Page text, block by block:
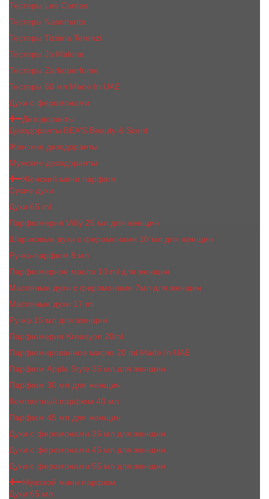
Тестеры Les Contes
Тестеры Nasomatto
Тестеры Tiziana Terenzi
Тестеры Jо Malоnе
Тестеры Zarkoperfume
Тестеры 60 мл Made In UAE
Духи с феромонами
Дезодоранты
Дезодоранты BEA'S Beauty & Scent
Женские дезодоранты
Мужские дезодоранты
Женский мини парфюм
Сухие духи
Духи 65 ml
Парфюмерия Vilily 25 мл для женщин
Шариковые духи с феромонами 10 мл для женщин
Ручка-парфюм 8 мл
Парфюмерное масло 10 ml для женщин
Масляные духи c феромонами 7мл для женщин
Масляные духи 17 ml
Ручка 15 мл для женщин
Парфюмерия Kreasyon 20ml
Парфюмированное масло 20 ml Made In UAE
Парфюм Apple Style 35 мл для женщин
Парфюм 30 мл для женщин
Компактный парфюм 40 мл
Парфюм 45 мл для женщин
Духи с феромонами 35 мл для женщин
Духи с феромонами 45 мл для женщин
Духи с феромонами 55 мл для женщин
Мужской мини парфюм
Духи 65 мл